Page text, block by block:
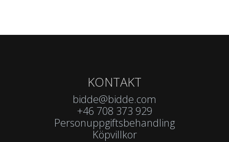
KONTAKT
bidde@bidde.com
+46 708 373 929
Personuppgiftsbehandling
Köpvillkor